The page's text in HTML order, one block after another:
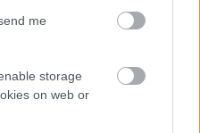
me
storage
on web orόπως σε
ή screen